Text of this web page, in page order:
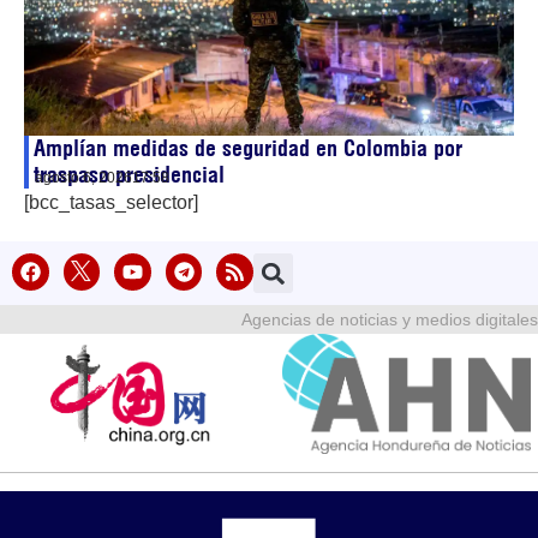
Amplían medidas de seguridad en Colombia por
traspaso presidencial
agosto 6, 202617:58
[bcc_tasas_selector]
Agencias de noticias y medios digitales